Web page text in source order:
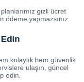
planlarımız gizli ücret
ödeme yapmazsınız.
kolaylık hem güvenlik
ulaşın, güncel
edin.